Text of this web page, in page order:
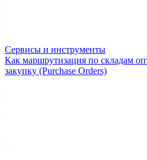
Сервисы и инструменты
Как маршрутизация по складам
закупку (Purchase Orders)